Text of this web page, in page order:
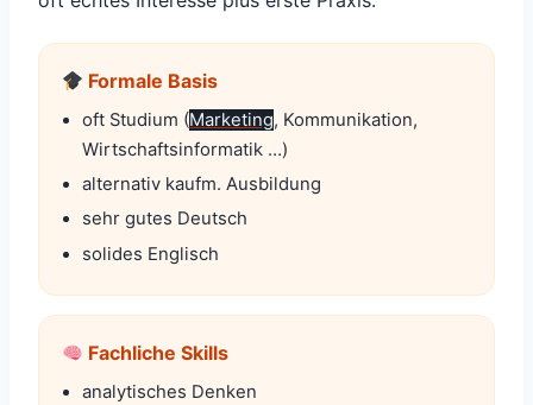
Formale Basis
oft Studium (Marketing, Kommunikation,
Wirtschaftsinformatik …)
alternativ kaufm. Ausbildung
sehr gutes Deutsch
solides Englisch
Fachliche Skills
analytisches Denken